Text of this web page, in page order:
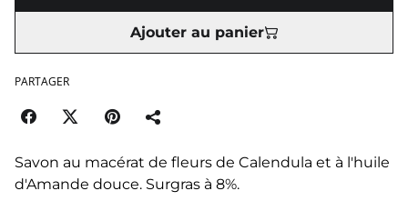
Ajouter au panier
PARTAGER
Savon au macérat de fleurs de Calendula et à l'huile
d'Amande douce. Surgras à 8%.